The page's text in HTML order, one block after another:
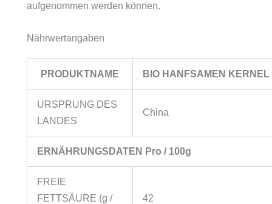
aufgenommen werden können.
Nährwertangaben
PRODUKTNAME BIO HANFSAMEN KERNEL
URSPRUNG DES
LANDES
China
ERNÄHRUNGSDATEN Pro / 100g
FREIE
FETTSÄURE (g /
42